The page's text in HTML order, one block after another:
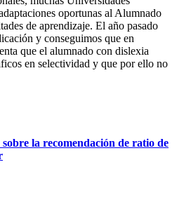
oportunas al Alumnado
de aprendizaje. El año pasado
y conseguimos que en
que el alumnado con dislexia
en selectividad y que por ello no
la recomendación de ratio de